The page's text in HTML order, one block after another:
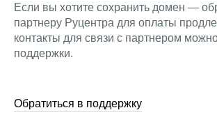
Если вы хотите сохранить домен —
партнеру Руцентра для оплаты
контакты для связи с партнером
поддержки.
Обратиться в поддержку